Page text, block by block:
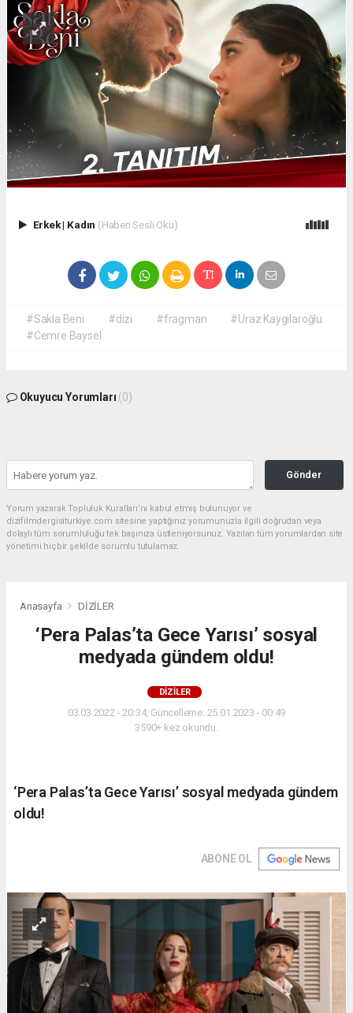
Erkek| Kadın (Haberi Sesli Oku)
#Sakla Beni #dizi #fragman
#Uraz Kaygılaroğlu
#Cemre Baysel
Okuyucu Yorumları (0)
Gönder
Yorum yazarak Topluluk Kuralları’nı kabul etmiş bulunuyor ve
dizifilmdergisiturkiye.com sitesine yaptığınız yorumunuzla ilgili doğrudan veya
dolaylı tüm sorumluluğu tek başınıza üstleniyorsunuz. Yazılan tüm yorumlardan site
yönetimi hiçbir şekilde sorumlu tutulamaz.
Anasayfa DİZİLER
‘Pera Palas’ta Gece Yarısı’ sosyal
medyada gündem oldu!
DİZİLER
03.03.2022 - 20:34, Güncelleme: 25.01.2023 - 00:49
3590+ kez okundu.
‘Pera Palas’ta Gece Yarısı’ sosyal medyada gündem
oldu!
ABONE OL